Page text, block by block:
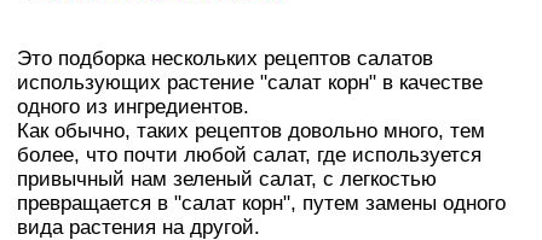
Это подборка нескольких рецептов салатов
использующих растение "салат корн" в качестве
одного из ингредиентов.
Как обычно, таких рецептов довольно много, тем
более, что почти любой салат, где используется
привычный нам зеленый салат, с легкостью
превращается в "салат корн", путем замены одного
вида растения на другой.